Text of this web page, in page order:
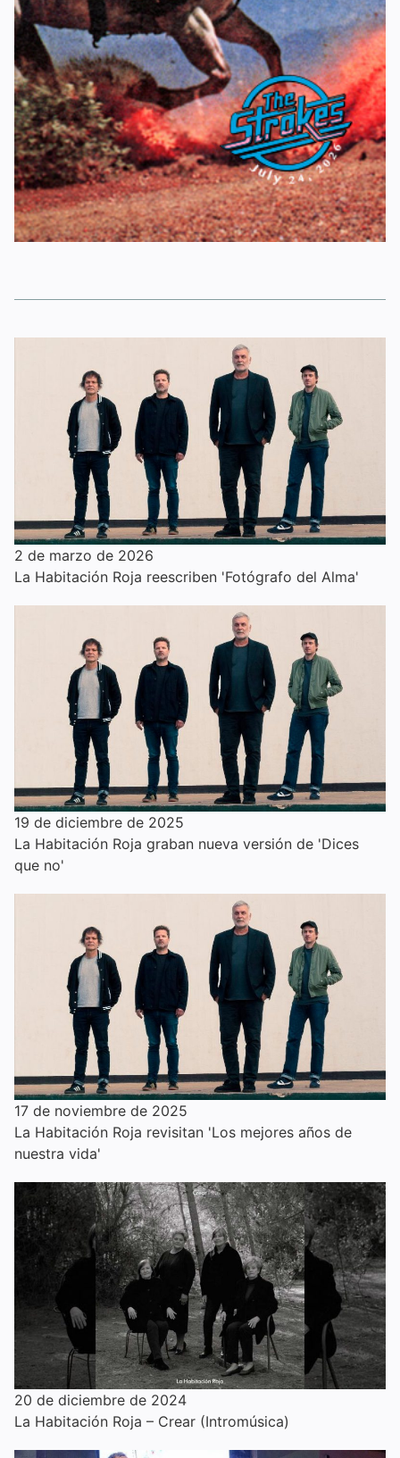
2 de marzo de 2026
La Habitación Roja reescriben 'Fotógrafo del Alma'
19 de diciembre de 2025
La Habitación Roja graban nueva versión de 'Dices
que no'
17 de noviembre de 2025
La Habitación Roja revisitan 'Los mejores años de
nuestra vida'
20 de diciembre de 2024
La Habitación Roja – Crear (Intromúsica)